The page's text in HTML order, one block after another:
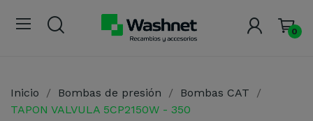
0
Inicio Bombas de presión
Bombas CAT
TAPON VALVULA 5CP2150W - 350